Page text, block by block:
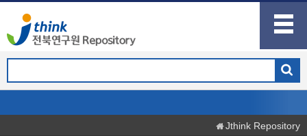
Jthink Repository